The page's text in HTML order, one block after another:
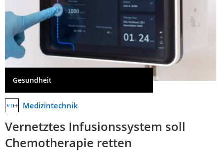
Gesundheit
Medizintechnik
Vernetztes Infusionssystem soll
Chemotherapie retten